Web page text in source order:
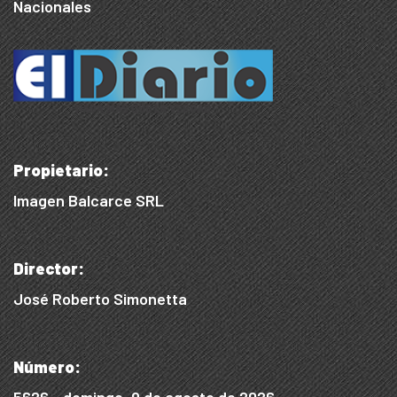
Nacionales
Propietario:
Imagen Balcarce SRL
Director:
José Roberto Simonetta
Número: